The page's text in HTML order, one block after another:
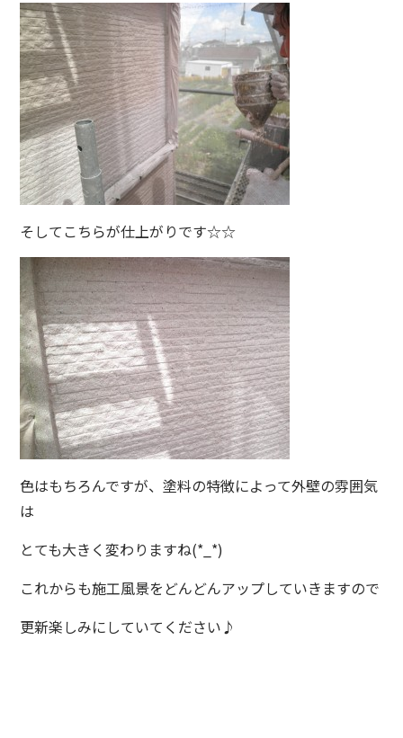
そしてこちらが仕上がりです☆☆
色はもちろんですが、塗料の特徴によって外壁の雰囲気
は
とても大きく変わりますね(*_*)
これからも施工風景をどんどんアップしていきますので
更新楽しみにしていてください♪